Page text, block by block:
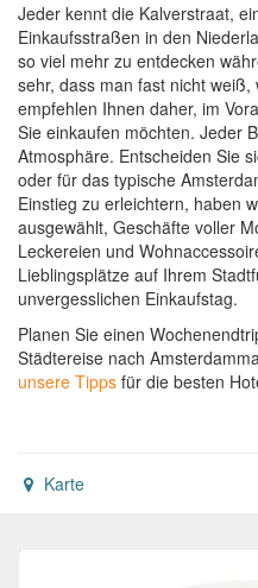
Jeder kennt die Kalverstraat,
Einkaufsstraßen in den
so viel mehr zu entdecken
sehr, dass man fast nicht
empfehlen Ihnen daher, im
Sie einkaufen möchten. Jeder
Atmosphäre. Entscheiden Sie
oder für das typische
Einstieg zu erleichtern, haben
ausgewählt, Geschäfte voller
Leckereien und
Lieblingsplätze auf Ihrem
unvergesslichen Einkaufstag.
Planen Sie einen
Städtereise nach
unsere Tipps für die besten
Karte